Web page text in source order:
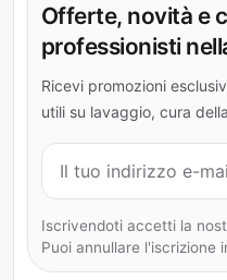
Offerte, novità e
professionisti
Ricevi promozioni
utili su lavaggio, cura
Indirizzo e-mail
Iscrivendoti accetti la
Puoi annullare l'iscrizione